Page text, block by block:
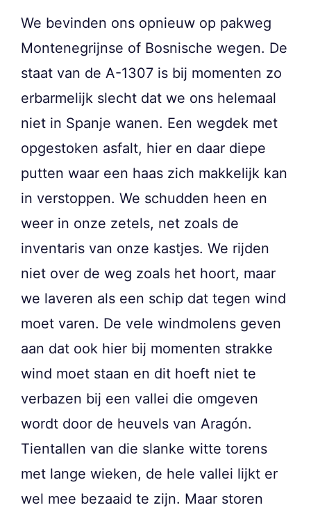
We bevinden ons opnieuw op pakweg
Montenegrijnse of Bosnische wegen. De
staat van de A-1307 is bij momenten zo
erbarmelijk slecht dat we ons helemaal
niet in Spanje wanen. Een wegdek met
opgestoken asfalt, hier en daar diepe
putten waar een haas zich makkelijk kan
in verstoppen. We schudden heen en
weer in onze zetels, net zoals de
inventaris van onze kastjes. We rijden
niet over de weg zoals het hoort, maar
we laveren als een schip dat tegen wind
moet varen. De vele windmolens geven
aan dat ook hier bij momenten strakke
wind moet staan en dit hoeft niet te
verbazen bij een vallei die omgeven
wordt door de heuvels van Aragón.
Tientallen van die slanke witte torens
met lange wieken, de hele vallei lijkt er
wel mee bezaaid te zijn. Maar storen